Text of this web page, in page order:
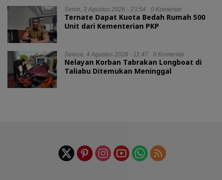
Senin, 3 Agustus 2026 - 23:54 0 Komentar
Ternate Dapat Kuota Bedah Rumah 500
Unit dari Kementerian PKP
Selasa, 4 Agustus 2026 - 11:47 0 Komentar
Nelayan Korban Tabrakan Longboat di
Taliabu Ditemukan Meninggal